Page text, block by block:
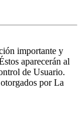
importante y
aparecerán al
de Usuario.
por La